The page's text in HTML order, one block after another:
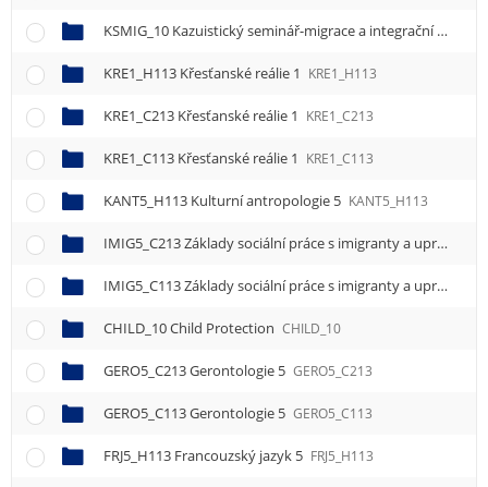
KSMIG_10 Kazuistický seminář-migrace a integrační proces na území ČR v praxi
KRE1_H113 Křesťanské reálie 1 KRE1_H113
KRE1_C213 Křesťanské reálie 1 KRE1_C213
KRE1_C113 Křesťanské reálie 1 KRE1_C113
KANT5_H113 Kulturní antropologie 5 KANT5_H113
IMIG5_C213 Základy sociální práce s imigranty a uprchlíky 5
IMIG5_C113 Základy sociální práce s imigranty a uprchlíky 5
CHILD_10 Child Protection CHILD_10
GERO5_C213 Gerontologie 5 GERO5_C213
GERO5_C113 Gerontologie 5 GERO5_C113
FRJ5_H113 Francouzský jazyk 5 FRJ5_H113